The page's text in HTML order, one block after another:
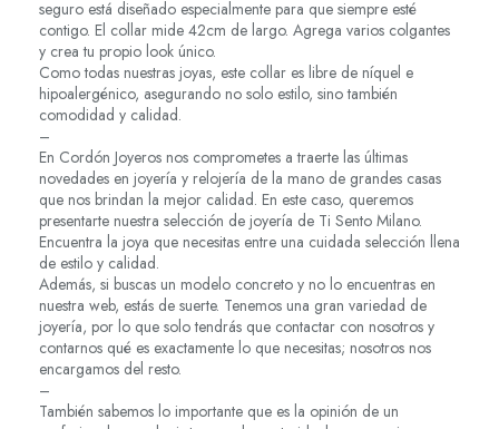
seguro está diseñado especialmente para que siempre esté
contigo. El collar mide 42cm de largo. Agrega varios colgantes
y crea tu propio look único.
Como todas nuestras joyas, este collar es libre de níquel e
hipoalergénico, asegurando no solo estilo, sino también
comodidad y calidad.
–
En Cordón Joyeros nos comprometes a traerte las últimas
novedades en joyería y relojería de la mano de grandes casas
que nos brindan la mejor calidad. En este caso, queremos
presentarte nuestra selección de joyería de Ti Sento Milano.
Encuentra la joya que necesitas entre una cuidada selección llena
de estilo y calidad.
Además, si buscas un modelo concreto y no lo encuentras en
nuestra web, estás de suerte. Tenemos una gran variedad de
joyería, por lo que solo tendrás que contactar con nosotros y
contarnos qué es exactamente lo que necesitas; nosotros nos
encargamos del resto.
–
También sabemos lo importante que es la opinión de un